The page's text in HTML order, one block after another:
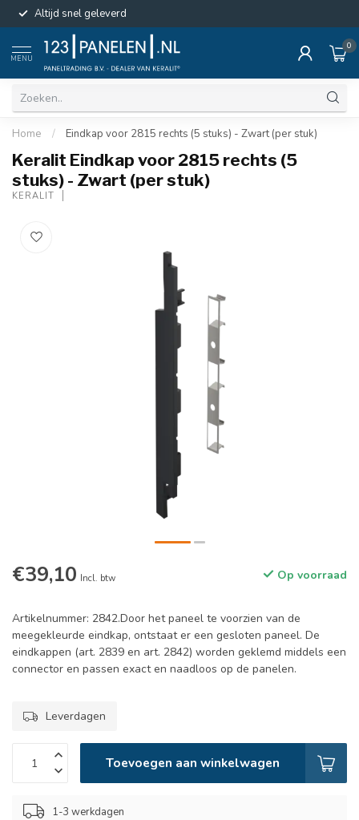
Altijd snel geleverd
MENU
0
Home / Eindkap voor 2815 rechts (5 stuks) - Zwart (per stuk)
Keralit Eindkap voor 2815 rechts (5
stuks) - Zwart (per stuk)
KERALIT
€39,10 Incl. btw Op voorraad
Artikelnummer: 2842.Door het paneel te voorzien van de
meegekleurde eindkap, ontstaat er een gesloten paneel. De
eindkappen (art. 2839 en art. 2842) worden geklemd middels een
connector en passen exact en naadloos op de panelen.
Leverdagen
Toevoegen aan winkelwagen
1-3 werkdagen